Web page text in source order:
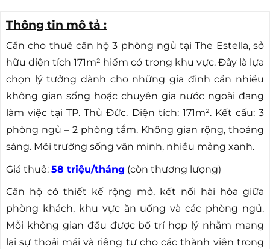
Thông tin mô tả :
Cần cho thuê căn hộ 3 phòng ngủ tại The Estella, sở
hữu diện tích 171m² hiếm có trong khu vực. Đây là lựa
chọn lý tưởng dành cho những gia đình cần nhiều
không gian sống hoặc chuyên gia nước ngoài đang
làm việc tại TP. Thủ Đức. Diện tích: 171m². Kết cấu: 3
phòng ngủ – 2 phòng tắm. Không gian rộng, thoáng
sáng. Môi trường sống văn minh, nhiều mảng xanh.
Giá thuê: 58 triệu/tháng (còn thương lượng)
Căn hộ có thiết kế rộng mở, kết nối hài hòa giữa
phòng khách, khu vực ăn uống và các phòng ngủ.
Mỗi không gian đều được bố trí hợp lý nhằm mang
lại sự thoải mái và riêng tư cho các thành viên trong